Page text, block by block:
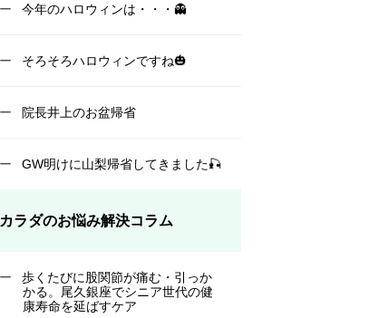
今年のハロウィンは・・・👻
そろそろハロウィンですね🎃
院長井上のお盆帰省
GW明けに山梨帰省してきました🎣
カラダのお悩み解決コラム
歩くたびに股関節が痛む・引っか
かる。尾久銀座でシニア世代の健
康寿命を延ばすケア